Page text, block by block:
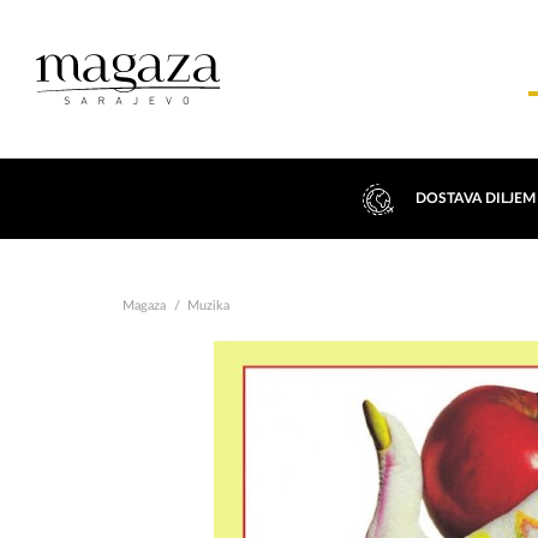
DOSTAVA
Magaza Muzika